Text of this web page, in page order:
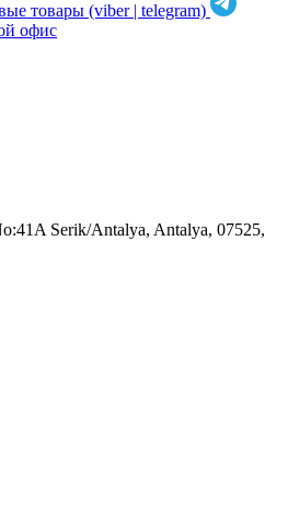
товары (viber | telegram)
офис
Serik/Antalya, Antalya, 07525,